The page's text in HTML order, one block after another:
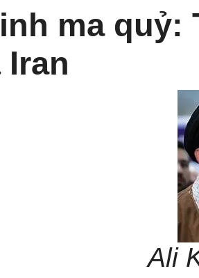
ma quỷ:
Iran
Ali